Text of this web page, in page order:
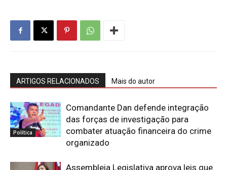
ARTIGOS RELACIONADOS Mais do autor
Política
Comandante Dan defende integração
das forças de investigação para
combater atuação financeira do crime
organizado
Assembleia Legislativa aprova leis que